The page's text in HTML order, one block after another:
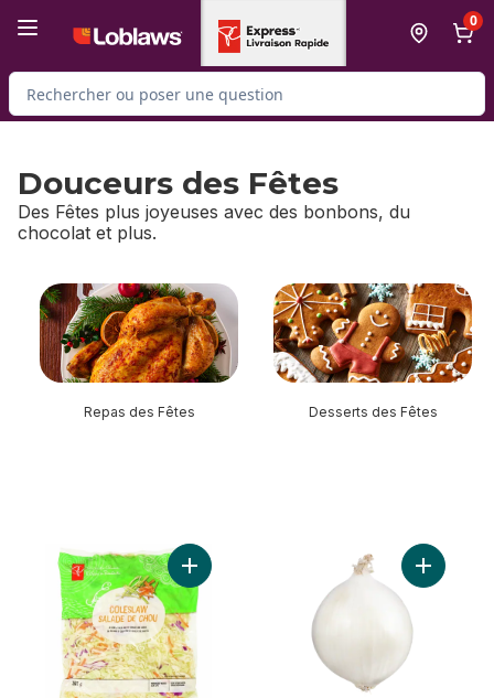
0
Rechercher des produits
Douceurs des Fêtes
Des Fêtes plus joyeuses avec des bonbons, du
chocolat et plus.
sauter Douceurs des Fêtes
Repas des Fêtes Desserts des Fêtes
Ajouter Salade de chou au panierAjouter